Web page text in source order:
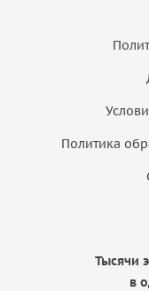
Политика
Тысячи
в